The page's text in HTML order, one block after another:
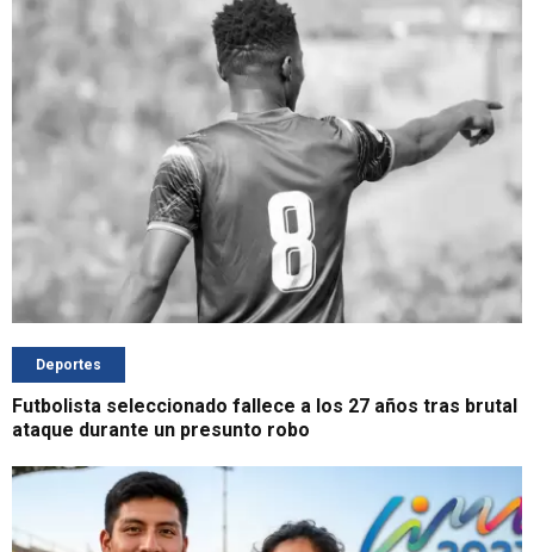
Deportes
Futbolista seleccionado fallece a los 27 años tras brutal
ataque durante un presunto robo